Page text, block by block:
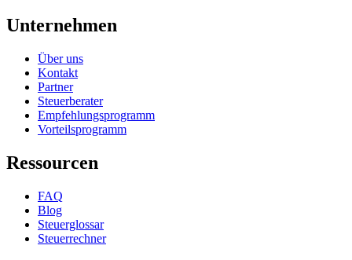
Unternehmen
Über uns
Kontakt
Partner
Steuerberater
Empfehlungsprogramm
Vorteilsprogramm
Ressourcen
FAQ
Blog
Steuerglossar
Steuerrechner